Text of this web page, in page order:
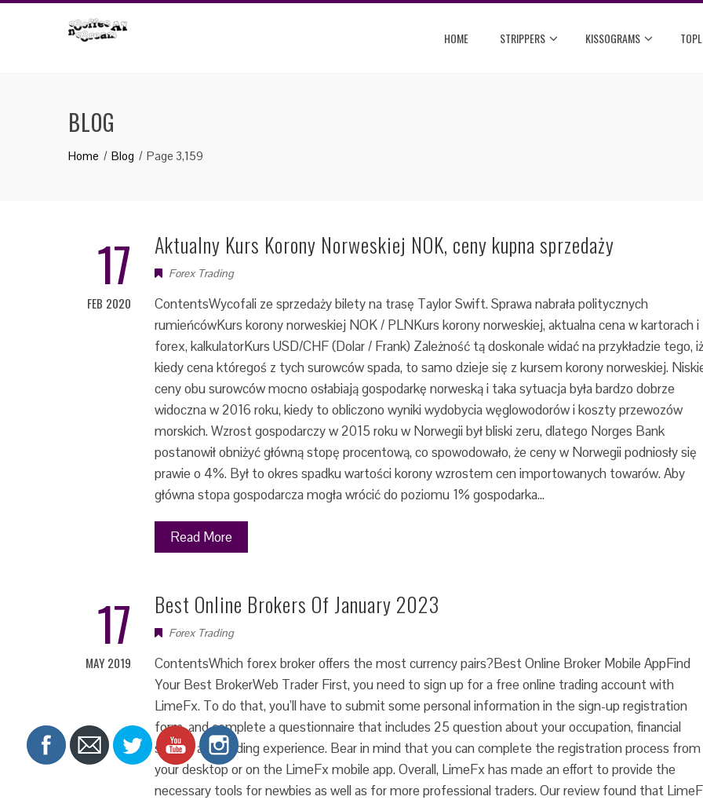
HOME STRIPPERS KISSOGRAMS
BLOG
Home Blog Page 3,159
17
FEB 2020
Aktualny Kurs Korony Norweskiej NOK, ceny kupna sprzedaży
Forex Trading
ContentsWycofali ze sprzedaży bilety na trasę Taylor Swift. Sprawa nabrała politycznych
rumieńcówKurs korony norweskiej NOK / PLNKurs korony norweskiej, aktualna cena w kartorach i
forex, kalkulatorKurs USD/CHF (Dolar / Frank) Zależność tą doskonale widać na przykładzie tego, iż
kiedy cena któregoś z tych surowców spada, to samo dzieje się z kursem korony norweskiej.
ceny obu surowców mocno osłabiają gospodarkę norweską i taka sytuacja była bardzo dobrze
widoczna w 2016 roku, kiedy to obliczono wyniki wydobycia węglowodorów i koszty przewozów
morskich. Wzrost gospodarczy w 2015 roku w Norwegii był bliski zeru, dlatego Norges Bank
postanowił obniżyć główną stopę procentową, co spowodowało, że ceny w Norwegii podniosły się
prawie o 4%. Był to okres spadku wartości korony wzrostem cen importowanych towarów. Aby
główna stopa gospodarcza mogła wrócić do poziomu 1% gospodarka…
Read More
17
MAY 2019
Best Online Brokers Of January 2023
Forex Trading
ContentsWhich forex broker offers the most currency pairs?Best Online Broker Mobile AppFind
Your Best BrokerWeb Trader First, you need to sign up for a free online trading account with
LimeFx. To do that, you’ll have to submit some personal information in the sign-up registration
form, and complete a questionnaire that includes 25 question about your occupation, financial
status, and trading experience. Bear in mind that you can complete the registration process from
your desktop or on the LimeFx mobile app. Overall, LimeFx has made an effort to provide the
necessary tools for newbies as well as for more professional traders. Our review found that